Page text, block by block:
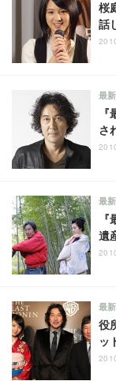
桜
話
さ
最
遺
最
役
ッ
最